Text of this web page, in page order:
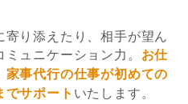
り添えたり、相手が望ん
ュニケーション力。 お仕
事代行の仕事が初めての
でサポート いたします。